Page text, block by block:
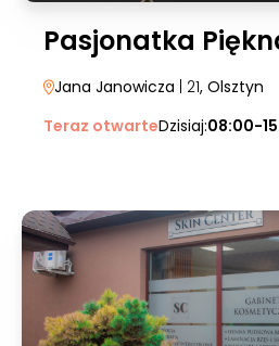
Pasjonatka
Jana Janowicza | 21, Olsztyn
Teraz otwarteDzisiaj:08:00-